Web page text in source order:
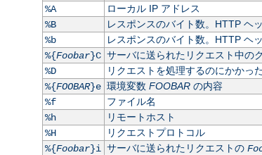
%A
ローカル IP アドレス
%B
レスポンスのバイト数。HTTP ヘッ
%b
レスポンスのバイト数。HTTP ヘ
%{Foobar}C サーバに送られたリクエスト中の
%D
リクエストを処理するのにかかっ
%{FOOBAR}e 環境変数 FOOBARの内容
%f
ファイル名
%h
リモートホスト
%H
リクエストプロトコル
%{Foobar}i サーバに送られたリクエストの